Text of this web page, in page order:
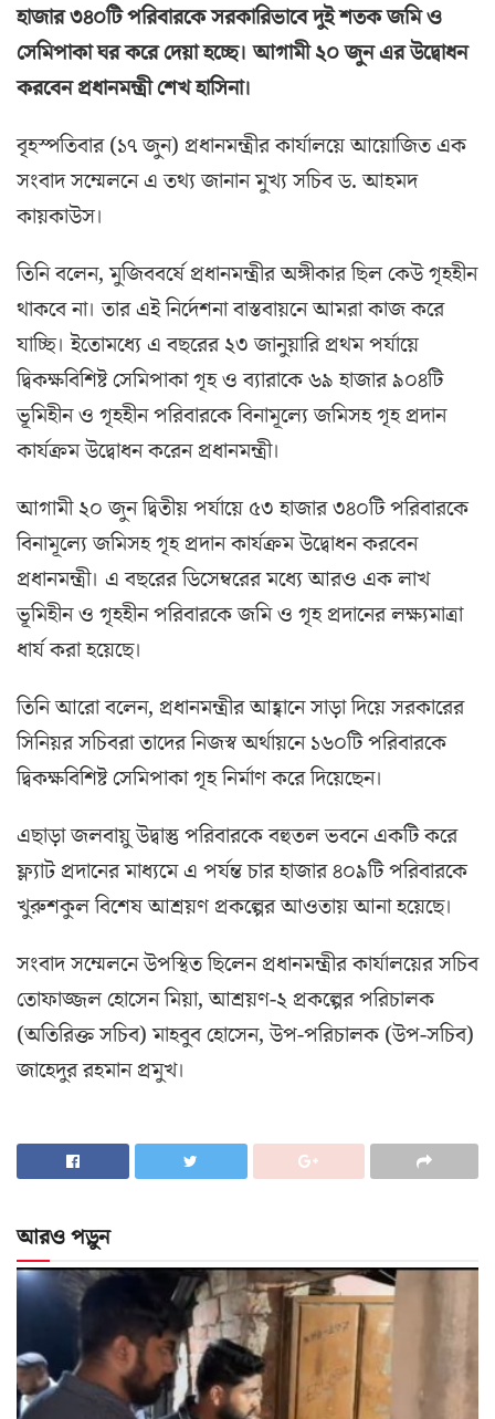
হাজার ৩৪০টি পরিবারকে সরকারিভাবে দুই শতক জমি ও
সেমিপাকা ঘর করে দেয়া হচ্ছে। আগামী ২০ জুন এর উদ্বোধন
করবেন প্রধানমন্ত্রী শেখ হাসিনা।
বৃহস্পতিবার (১৭ জুন) প্রধানমন্ত্রীর কার্যালয়ে আয়োজিত এক
সংবাদ সম্মেলনে এ তথ্য জানান মুখ্য সচিব ড. আহমদ
কায়কাউস।
তিনি বলেন, মুজিববর্ষে প্রধানমন্ত্রীর অঙ্গীকার ছিল কেউ গৃহহীন
থাকবে না। তার এই নির্দেশনা বাস্তবায়নে আমরা কাজ করে
যাচ্ছি। ইতোমধ্যে এ বছরের ২৩ জানুয়ারি প্রথম পর্যায়ে
দ্বিকক্ষবিশিষ্ট সেমিপাকা গৃহ ও ব্যারাকে ৬৯ হাজার ৯০৪টি
ভূমিহীন ও গৃহহীন পরিবারকে বিনামূল্যে জমিসহ গৃহ প্রদান
কার্যক্রম উদ্বোধন করেন প্রধানমন্ত্রী।
আগামী ২০ জুন দ্বিতীয় পর্যায়ে ৫৩ হাজার ৩৪০টি পরিবারকে
বিনামূল্যে জমিসহ গৃহ প্রদান কার্যক্রম উদ্বোধন করবেন
প্রধানমন্ত্রী। এ বছরের ডিসেম্বরের মধ্যে আরও এক লাখ
ভূমিহীন ও গৃহহীন পরিবারকে জমি ও গৃহ প্রদানের লক্ষ্যমাত্রা
ধার্য করা হয়েছে।
তিনি আরো বলেন, প্রধানমন্ত্রীর আহ্বানে সাড়া দিয়ে সরকারের
সিনিয়র সচিবরা তাদের নিজস্ব অর্থায়নে ১৬০টি পরিবারকে
দ্বিকক্ষবিশিষ্ট সেমিপাকা গৃহ নির্মাণ করে দিয়েছেন।
এছাড়া জলবায়ু উদ্বাস্তু পরিবারকে বহুতল ভবনে একটি করে
ফ্ল্যাট প্রদানের মাধ্যমে এ পর্যন্ত চার হাজার ৪০৯টি পরিবারকে
খুরুশকুল বিশেষ আশ্রয়ণ প্রকল্পের আওতায় আনা হয়েছে।
সংবাদ সম্মেলনে উপস্থিত ছিলেন প্রধানমন্ত্রীর কার্যালয়ের সচিব
তোফাজ্জল হোসেন মিয়া, আশ্রয়ণ-২ প্রকল্পের পরিচালক
(অতিরিক্ত সচিব) মাহবুব হোসেন, উপ-পরিচালক (উপ-সচিব)
জাহেদুর রহমান প্রমুখ।
আরও পড়ুন